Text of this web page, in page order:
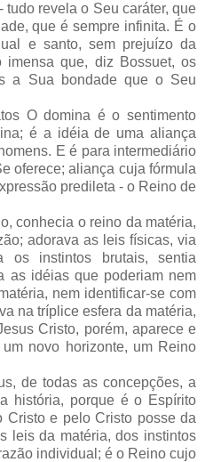
revela o Seu caráter, que
que é sempre infinita. É o
e santo, sem prejuízo da
imensa que, diz Bossuet, os
a Sua bondade que o Seu
O domina é o sentimento
é a idéia de uma aliança
E é para intermediário
oferece; aliança cuja fórmula
predileta - o Reino de
conhecia o reino da matéria,
adorava as leis físicas, via
os instintos brutais, sentia
as idéias que poderiam nem
nem identificar-se com
na tríplice esfera da matéria,
Cristo, porém, aparece e
novo horizonte, um Reino
de todas as concepções, a
história, porque é o Espírito
Cristo e pelo Cristo posse da
leis da matéria, dos instintos
individual; é o Reino cujo